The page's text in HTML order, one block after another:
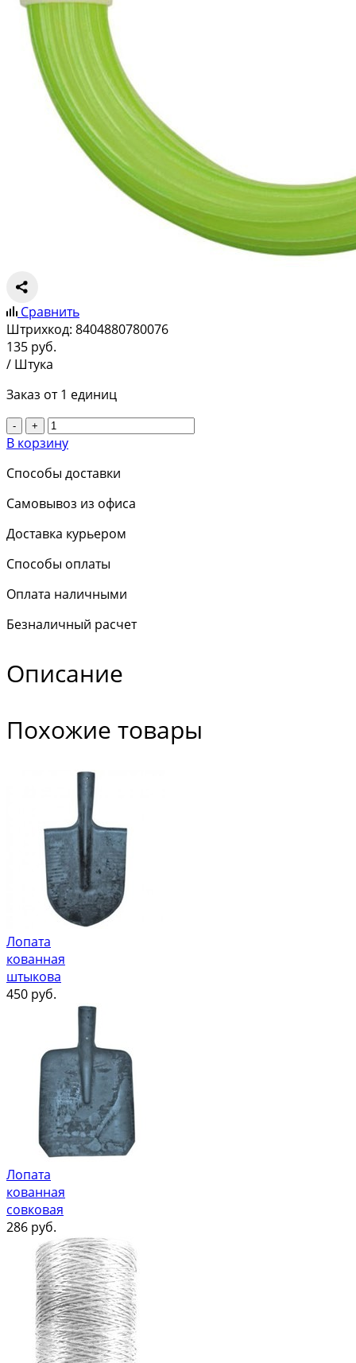
Сравнить
Штрихкод: 8404880780076
135 руб.
/ Штука
Заказ от 1 единиц
- +
В корзину
Способы доставки
Самовывоз из офиса
Доставка курьером
Способы оплаты
Оплата наличными
Безналичный расчет
Описание
Похожие товары
Лопата
кованная
штыкова
450 руб.
Лопата
кованная
совковая
286 руб.